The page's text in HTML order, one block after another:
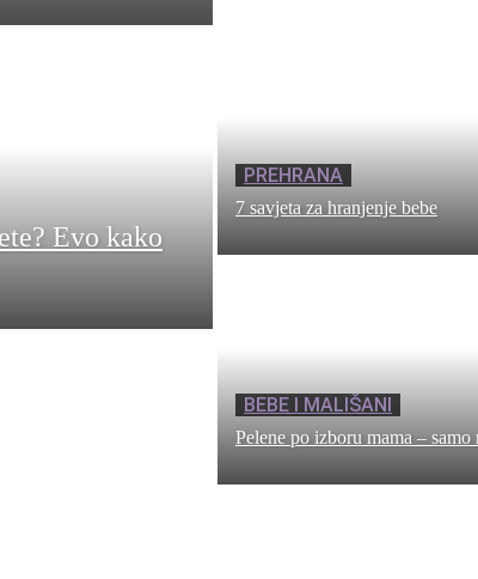
Evo kako
PREHRANA
7 savjeta za hranjenje bebe
BEBE I MALIŠANI
Pelene po izboru mama – samo